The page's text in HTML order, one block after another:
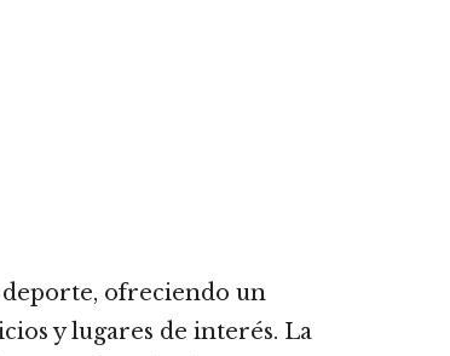
deporte, ofreciendo un
y lugares de interés. La